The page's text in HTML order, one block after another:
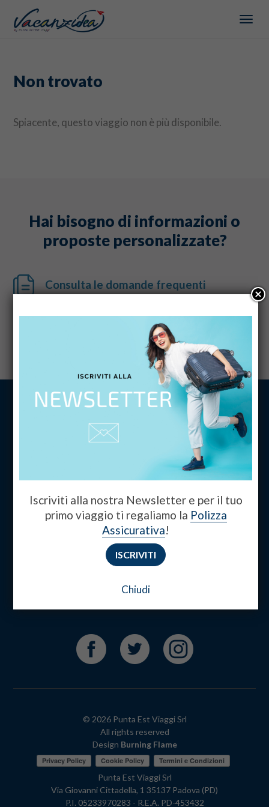
Non trovato
Spiacente, questo viaggio non è più disponibile.
Hai bisogno di informazioni o
proposte personalizzate?
Consulta le domande frequenti
Scrivici via email, WhatsApp o Messenger
powered byGoogle
lascia una recensione su
Home
Viaggi
Chi siamo
Come funziona
Contatti
Condizioni generali
© 2026 Punta Est Viaggi Srl
All rights reserved
Design Burning Flame
Punta Est Viaggi Srl
Via Giovanni Cittadella, 1 35137 Padova (PD)
P.I. 05233970283 - R.E.A. PD-453432
Iscriviti alla nostra Newsletter e per il tuo
primo viaggio ti regaliamo la Polizza
Assicurativa!
ISCRIVITI
Chiudi